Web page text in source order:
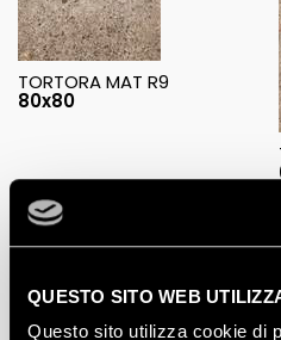
QUESTO SITO WEB
Questo sito utilizza cookie di
TORTORA MAT R9
80x80
TORTORA MATT R10